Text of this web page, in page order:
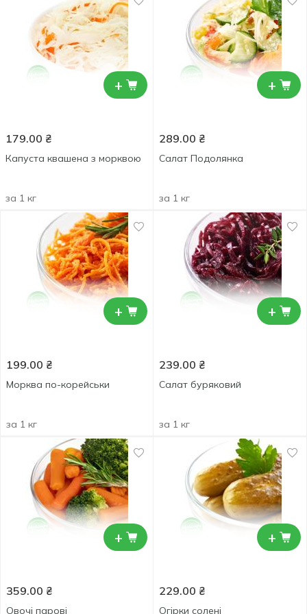
+
179.00 ₴
Капуста квашена з морквою
за 1 кг
+
289.00 ₴
Салат Подолянка
за 1 кг
+
199.00 ₴
Морква по-корейськи
за 1 кг
+
239.00 ₴
Салат буряковий
за 1 кг
+
359.00 ₴
Овочі парові
+
229.00 ₴
Огірки солені